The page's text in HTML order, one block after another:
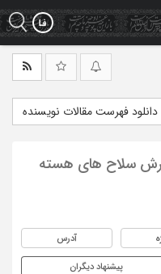
دانلود فهرست مقالات نویسنده
سلاح های هسته
آدرس
پیشنهاد دیگران